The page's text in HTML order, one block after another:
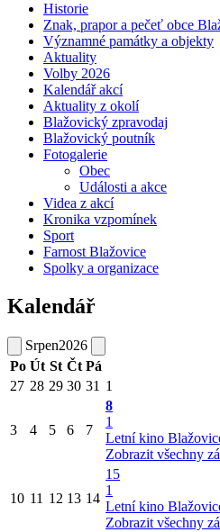
Historie
Znak, prapor a pečeť obce
Významné památky a objekty
Aktuality
Volby 2026
Kalendář akcí
Aktuality z okolí
Blažovický zpravodaj
Blažovický poutník
Fotogalerie
Obec
Události a akce
Videa z akcí
Kronika vzpomínek
Sport
Farnost Blažovice
Spolky a organizace
Kalendář
Srpen2026
Po Út St Čt Pá
27 28 29 30 31 1
3 4 5 6 7
8
1
Letní kino
Zobrazit všechny
10 11 12 13 14
15
1
Letní kino
Zobrazit všechny